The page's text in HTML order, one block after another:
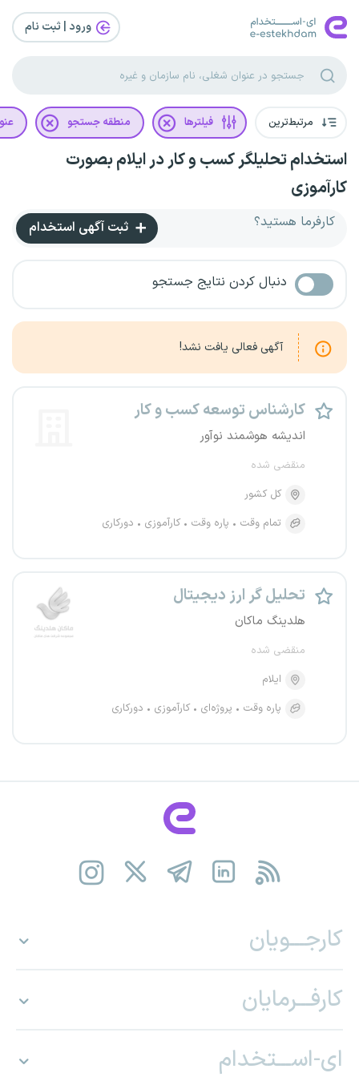
ورود | ثبت‌ نام
مرتبط‌ترین فیلترها منطقه جستجو
استخدام تحلیلگر کسب و کار در ایلام بصورت
کارآموزی
کارفرما هستید؟ ثبت آگهی استخدام
دنبال کردن نتایج جستجو
آگهی فعالی یافت نشد!
کارشناس توسعه کسب و کار
اندیشه هوشمند نوآور
منقضی شده
کل کشور
تمام وقت
پاره وقت کارآموزی دورکاری
تحلیل گر ارز دیجیتال
هلدینگ ماکان
منقضی شده
ایلام
پاره وقت
پروژه‌ای کارآموزی دورکاری
کارجـــویان
کارفـــرمایان
ای-اســـتخدام